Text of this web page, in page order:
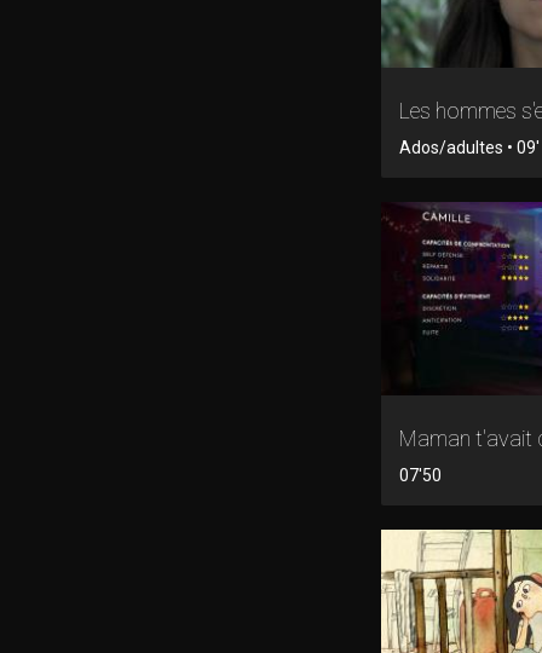
Les hommes
Ados/adultes • 09'
Maman t'avait
07'50